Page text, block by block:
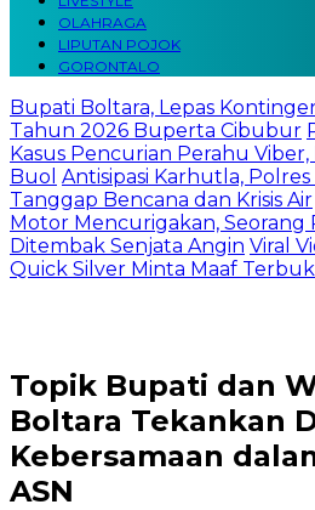
OLAHRAGA
LIPUTAN POJOK
GORONTALO
Bupati Boltara, Lepas
Tahun 2026 Buperta Cibubur
Kasus Pencurian Perahu
Buol Antisipasi Karhutla,
Tanggap Bencana dan Krisis Air
Motor Mencurigakan, Seorang
Ditembak Senjata Angin Viral
Quick Silver Minta Maaf
Topik Bupati dan
Boltara Tekankan
Kebersamaan
ASN